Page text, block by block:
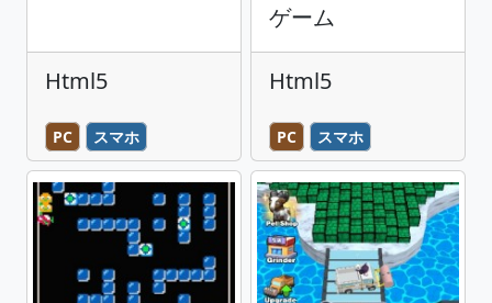
Html5
PC スマホ
ゲーム
Html5
PC スマホ